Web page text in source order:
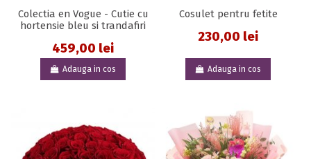
Colectia en Vogue - Cutie cu
hortensie bleu si trandafiri
459,00 lei
Adauga in cos
Cosulet pentru fetite
230,00 lei
Adauga in cos